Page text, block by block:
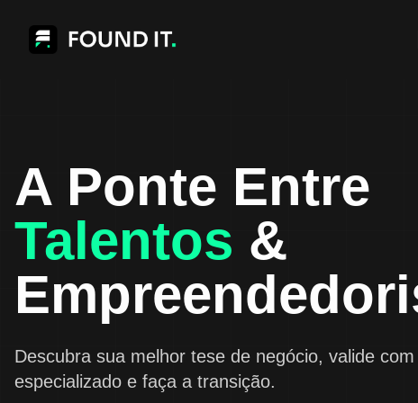
A Ponte Entre
Talentos &
Descubra sua melhor tese de negócio, valide
especializado e faça a transição.